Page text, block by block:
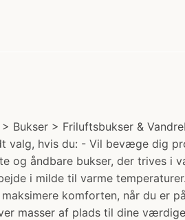
Bukser > Friluftsbukser &
valg, hvis du: - Vil bevæge dig
åndbare bukser, der trives i
i milde til varme
komforten, når du er
masser af plads til dine